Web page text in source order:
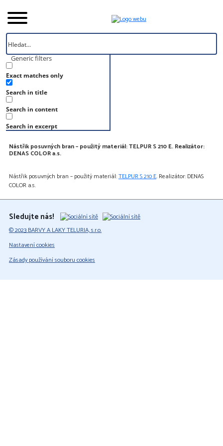
Generic filters
Exact matches only
Search in title
Search in content
Search in excerpt
Úvod
Reference
Posuvné brány
Posuvné brány
Nástřik posuvných bran – použitý materiál: TELPUR S 210 E. Realizátor:
DENAS COLOR a.s.
Nástřik posuvných bran – použitý materiál:TELPUR S 210 E. Realizátor: DENAS
COLOR a.s.
Sledujte nás!
© 2023 BARVY A LAKY TELURIA, s.r.o.
Nastavení cookies
Zásady používání souboru cookies